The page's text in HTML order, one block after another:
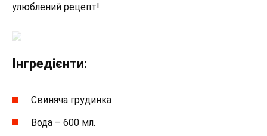
улюблений рецепт!
Інгредієнти:
Свиняча грудинка
Вода – 600 мл.